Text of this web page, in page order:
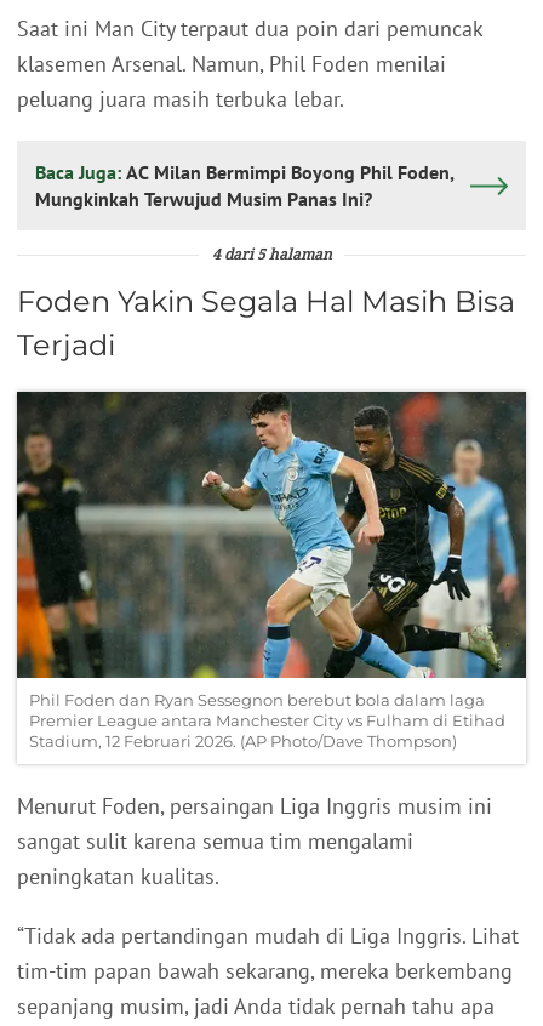
Saat ini Man City terpaut dua poin dari pemuncak
klasemen Arsenal. Namun, Phil Foden menilai
peluang juara masih terbuka lebar.
Baca Juga: AC Milan Bermimpi Boyong Phil Foden,
Mungkinkah Terwujud Musim Panas Ini?
4 dari 5 halaman
Foden Yakin Segala Hal Masih Bisa
Terjadi
Phil Foden dan Ryan Sessegnon berebut bola dalam laga
Premier League antara Manchester City vs Fulham di Etihad
Stadium, 12 Februari 2026. (AP Photo/Dave Thompson)
Menurut Foden, persaingan Liga Inggris musim ini
sangat sulit karena semua tim mengalami
peningkatan kualitas.
“Tidak ada pertandingan mudah di Liga Inggris. Lihat
tim-tim papan bawah sekarang, mereka berkembang
sepanjang musim, jadi Anda tidak pernah tahu apa